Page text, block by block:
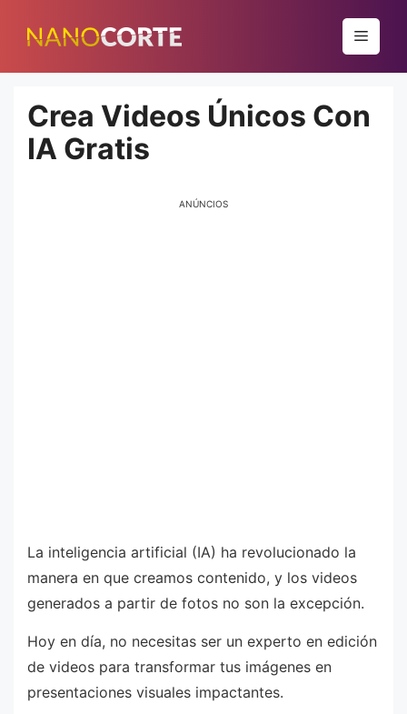
para
conteúdo
Menu
Crea Videos Únicos Con
IA Gratis
ANÚNCIOS
La inteligencia artificial (IA) ha revolucionado la
manera en que creamos contenido, y los videos
generados a partir de fotos no son la excepción.
Hoy en día, no necesitas ser un experto en edición
de videos para transformar tus imágenes en
presentaciones visuales impactantes.